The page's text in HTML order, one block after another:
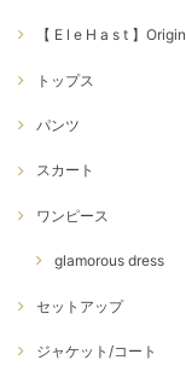
【 E l e H a s t 】
トップス
パンツ
スカート
ワンピース
glamorous dress
セットアップ
ジャケット/コート